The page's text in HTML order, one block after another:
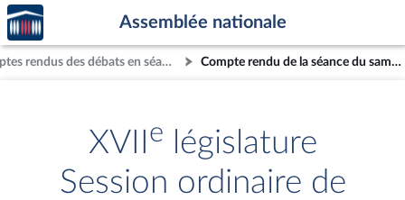
Aller au contenu
Aller en bas de la page
Accèder
à la
page
d'accueil
Assemblée nationale
Comptes rendus des débats en séance Compte rendu de la séance du samedi 30 mai 2026
XVII e
législature
Session ordinaire de